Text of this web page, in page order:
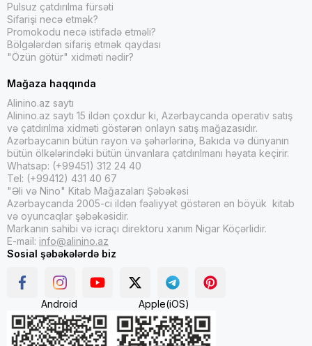
Pulsuz çatdırılma fürsəti
Sifarişi necə etmək?
Promokodu necə istifadə etməli?
Bölgələrdən sifariş etmək qaydası
"Özün götür" xidməti nədir?
Mağaza haqqında
Alinino.az saytı
Alinino.az saytı 15 ildən çoxdur ki, Azərbaycanda operativ satış
və çatdırılma xidməti göstərən onlayn satış mağazasıdır.
Azərbaycanın bütün rayon və şəhərlərinə, Bakıda və dünyanın
bütün ölkələrindəki bütün ünvanlara çatdırılmanı həyata keçirir.
Whatsap: (+99451) 312 24 40
Tel: (+99412) 431 40 67
"Əli və Nino" Kitab Mağazaları Şəbəkəsi
Azərbaycanda 2005-ci ildən fəaliyyət göstərən ən böyük kitab
və oyuncaqlar şəbəkəsidir.
Markanın sahibi və icraçı direktoru xanım Nigar Köçərlidir.
E-mail: info@alinino.az
Sosial şəbəkələrdə biz
Android Apple(iOS)